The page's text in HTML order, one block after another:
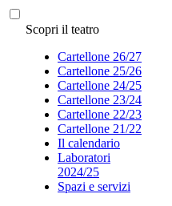
Scopri il teatro
Cartellone 26/27
Cartellone 25/26
Cartellone 24/25
Cartellone 23/24
Cartellone 22/23
Cartellone 21/22
Il calendario
Laboratori
2024/25
Spazi e servizi